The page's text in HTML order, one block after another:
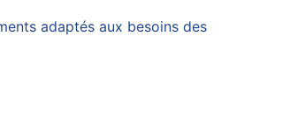
adaptés aux besoins des